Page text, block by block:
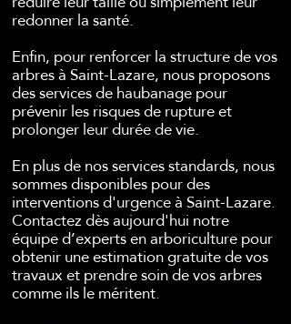
redonner la santé.
Enfin, pour renforcer la structure de vos
arbres à Saint-Lazare, nous proposons
des services de haubanage pour
prévenir les risques de rupture et
prolonger leur durée de vie.
En plus de nos services standards, nous
sommes disponibles pour des
interventions d'urgence à Saint-Lazare.
Contactez dès aujourd'hui notre
équipe d’experts en arboriculture pour
obtenir une estimation gratuite de vos
travaux et prendre soin de vos arbres
comme ils le méritent.